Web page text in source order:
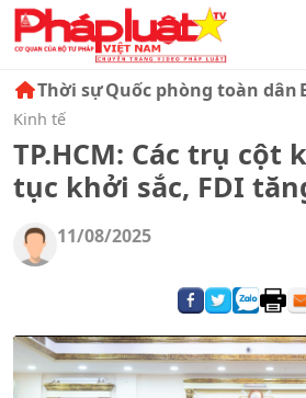
Thời sựQuốc phòng toàn dân
Kinh tế
TP.HCM: Các trụ cột
tục khởi sắc, FDI
11/08/2025